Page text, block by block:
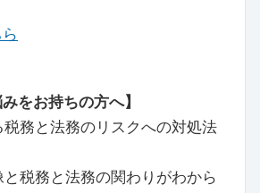
をお持ちの方へ】
税務と法務のリスクへの対処法
と税務と法務の関わりがわから